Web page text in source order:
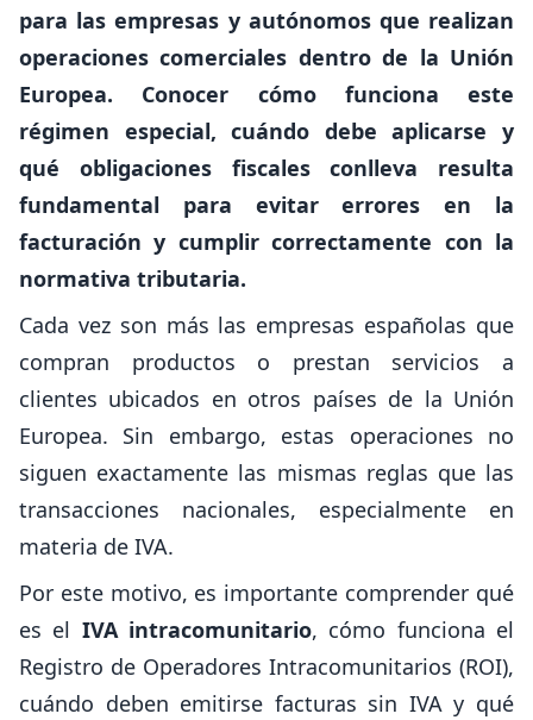
para las empresas y autónomos que realizan
operaciones comerciales dentro de la Unión
Europea. Conocer cómo funciona este
régimen especial, cuándo debe aplicarse y
qué obligaciones fiscales conlleva resulta
fundamental para evitar errores en la
facturación y cumplir correctamente con la
normativa tributaria.
Cada vez son más las empresas españolas que
compran productos o prestan servicios a
clientes ubicados en otros países de la Unión
Europea. Sin embargo, estas operaciones no
siguen exactamente las mismas reglas que las
transacciones nacionales, especialmente en
materia de IVA.
Por este motivo, es importante comprender qué
es el IVA intracomunitario, cómo funciona el
Registro de Operadores Intracomunitarios (ROI),
cuándo deben emitirse facturas sin IVA y qué